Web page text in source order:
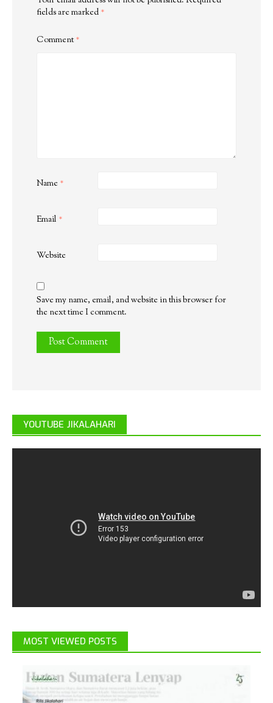
fields are marked *
Comment*
Name *
Email *
Website
Save my name, email, and website in this browser for
the next time I comment.
YOUTUBE JIKALAHARI
MOST VIEWED POSTS